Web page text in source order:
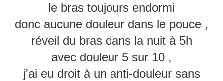
le bras toujours endormi
donc aucune douleur dans le pouce ,
réveil du bras dans la nuit à 5h
avec douleur 5 sur 10 ,
j'ai eu droit à un anti-douleur sans